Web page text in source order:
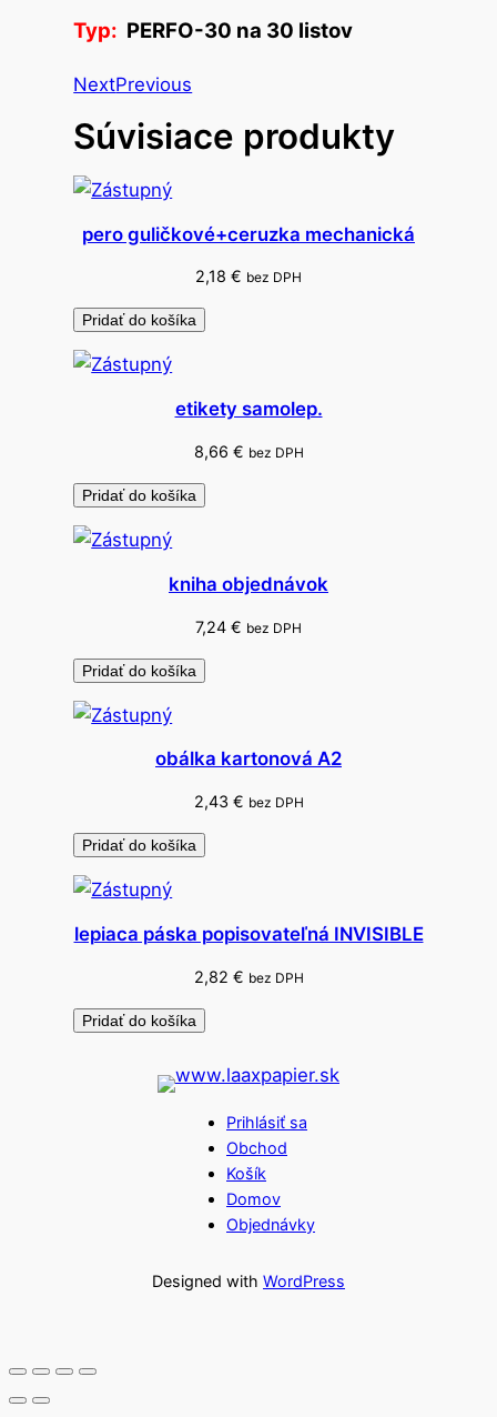
e
v
č
a
g
a
r
Typ: PERFO-30 na 30 listov
NextPrevious
Súvisiace produkty
pero guličkové+ceruzka mechanická
2,18 € bez DPH
Pridať do košíka
etikety samolep.
8,66 € bez DPH
Pridať do košíka
kniha objednávok
7,24 € bez DPH
Pridať do košíka
obálka kartonová A2
2,43 € bez DPH
Pridať do košíka
lepiaca páska popisovateľná INVISIBLE
2,82 € bez DPH
Pridať do košíka
Prihlásiť sa
Obchod
Košík
Domov
Objednávky
Designed with WordPress